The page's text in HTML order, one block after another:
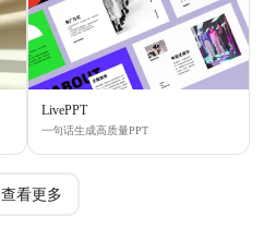
LivePPT
一句话生成高质量PPT
查看更多